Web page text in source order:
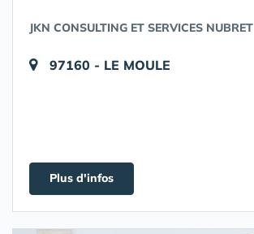
JKN CONSULTING ET SERVICES NUBRET
97160 - LE MOULE
Plus d'infos